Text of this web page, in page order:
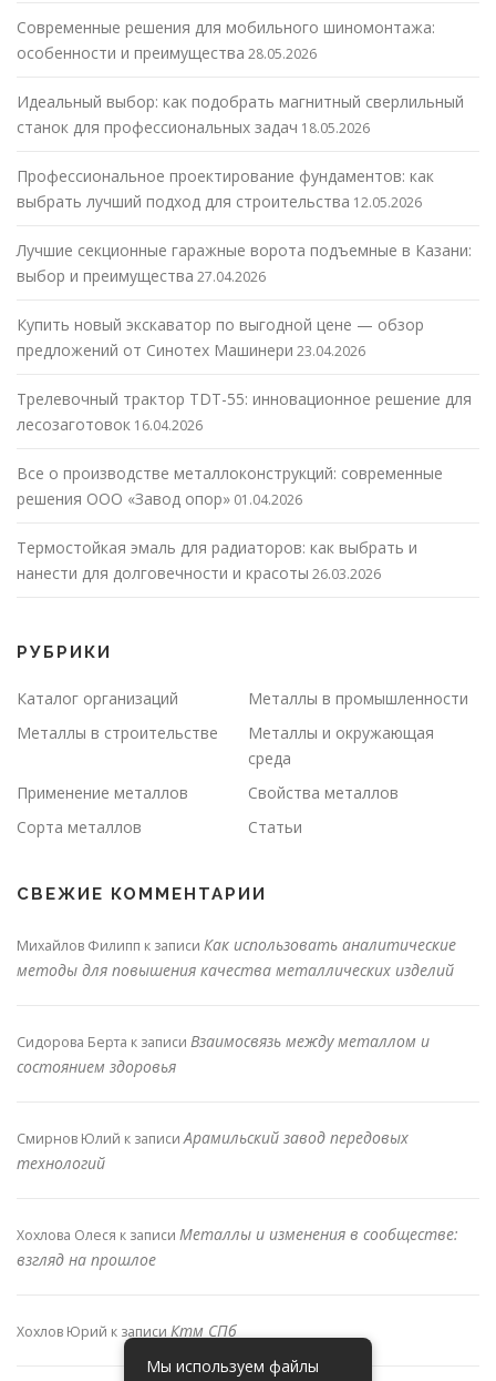
Современные решения для мобильного шиномонтажа:
особенности и преимущества 28.05.2026
Идеальный выбор: как подобрать магнитный сверлильный
станок для профессиональных задач 18.05.2026
Профессиональное проектирование фундаментов: как
выбрать лучший подход для строительства 12.05.2026
Лучшие секционные гаражные ворота подъемные в Казани:
выбор и преимущества 27.04.2026
Купить новый экскаватор по выгодной цене — обзор
предложений от Синотех Машинери 23.04.2026
Трелевочный трактор TDT-55: инновационное решение для
лесозаготовок 16.04.2026
Все о производстве металлоконструкций: современные
решения ООО «Завод опор» 01.04.2026
Термостойкая эмаль для радиаторов: как выбрать и
нанести для долговечности и красоты 26.03.2026
РУБРИКИ
Каталог организаций
Металлы в промышленности
Металлы в строительстве
Металлы и окружающая
среда
Применение металлов
Свойства металлов
Сорта металлов
Статьи
СВЕЖИЕ КОММЕНТАРИИ
Михайлов Филипп к записи Как использовать аналитические
методы для повышения качества металлических изделий
Сидорова Берта к записи Взаимосвязь между металлом и
состоянием здоровья
Смирнов Юлий к записиАрамильский завод передовых
технологий
Хохлова Олеся к записи Металлы и изменения в сообществе:
взгляд на прошлое
Хохлов Юрий к записи Ктм СПб
Мы используем файлы